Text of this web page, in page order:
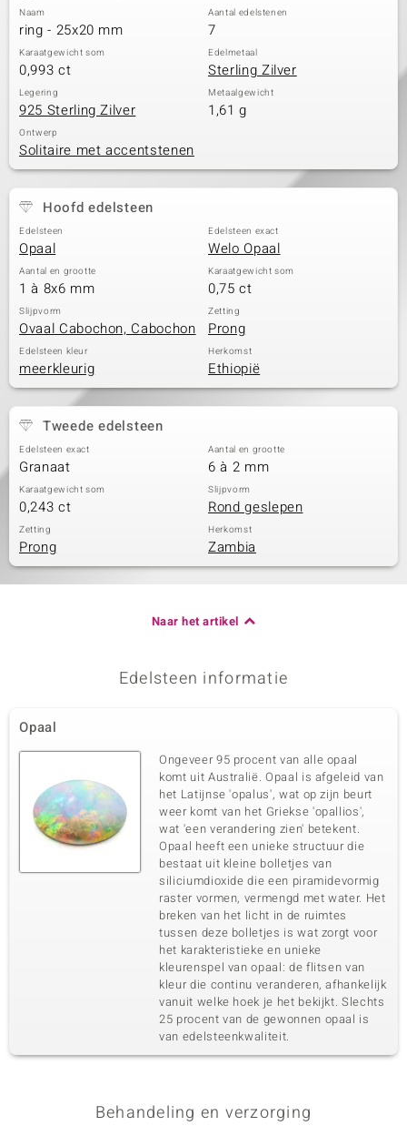
Naam
ring - 25x20 mm
Aantal edelstenen
7
Karaatgewicht som
0,993 ct
Edelmetaal
Sterling Zilver
Legering
925 Sterling Zilver
Metaalgewicht
1,61 g
Ontwerp
Solitaire met accentstenen
Hoofd edelsteen
Edelsteen
Opaal
Edelsteen exact
Welo Opaal
Aantal en grootte
1 à 8x6 mm
Karaatgewicht som
0,75 ct
Slijpvorm
Ovaal Cabochon, Cabochon
Zetting
Prong
Edelsteen kleur
meerkleurig
Herkomst
Ethiopië
Tweede edelsteen
Edelsteen exact
Granaat
Aantal en grootte
6 à 2 mm
Karaatgewicht som
0,243 ct
Slijpvorm
Rond geslepen
Zetting
Prong
Herkomst
Zambia
Naar het artikel
Edelsteen informatie
Opaal
Ongeveer 95 procent van alle opaal
komt uit Australië. Opaal is afgeleid van
het Latijnse 'opalus', wat op zijn beurt
weer komt van het Griekse 'opallios',
wat 'een verandering zien' betekent.
Opaal heeft een unieke structuur die
bestaat uit kleine bolletjes van
siliciumdioxide die een piramidevormig
raster vormen, vermengd met water. Het
breken van het licht in de ruimtes
tussen deze bolletjes is wat zorgt voor
het karakteristieke en unieke
kleurenspel van opaal: de flitsen van
kleur die continu veranderen, afhankelijk
vanuit welke hoek je het bekijkt. Slechts
25 procent van de gewonnen opaal is
van edelsteenkwaliteit.
Behandeling en verzorging